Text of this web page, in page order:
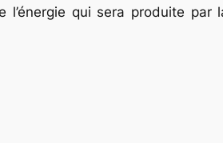
qui sera produite par